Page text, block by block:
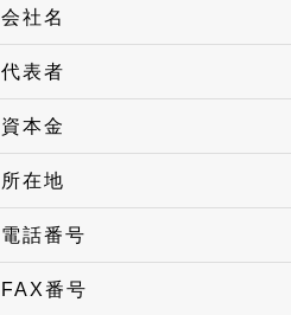
会社名
代表者
資本金
所在地
電話番号
FAX番号